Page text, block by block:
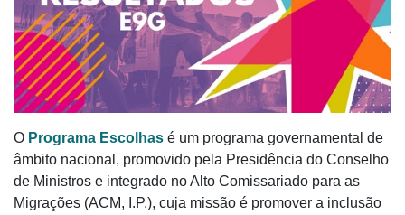
O Programa Escolhas é um programa governamental de
âmbito nacional, promovido pela Presidência do Conselho
de Ministros e integrado no Alto Comissariado para as
Migrações (ACM, I.P.), cuja missão é promover a inclusão